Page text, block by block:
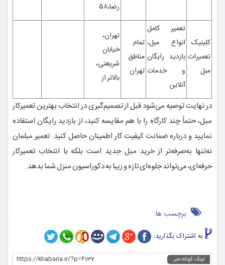
رضا،۵۸
کلینیک
تعمیرات
مبل
تعمیر کامل
انواع مبل،
بازدید رایگان
و خدمات
آنلاین
تمام
مناطق
تهران
تهران،
خیابان
شریعتی،
بالاتر از
در نهایت توصیه می‌شود قبل از تصمیم‌گیری در انتخاب بهترین تعمیرکار
مبل، حتماً چند کارگاه را با هم مقایسه کنید، از بازدید رایگان استفاده
نمایید و درباره ضمانت کیفیت کار اطمینان حاصل کنید. تعمیر مبلمان
نه‌تنها به‌صرفه‌تر از خرید مبل جدید است بلکه با انتخاب تعمیرکار
حرفه‌ای، می‌تواند جلوه‌ای تازه و زیبا به دکوراسیون منزل شما بدهد.
برچسب ها:
به اشتراک بگذارید:
لینک کوتاه خبر: https://khabaria.ir/?p=6137